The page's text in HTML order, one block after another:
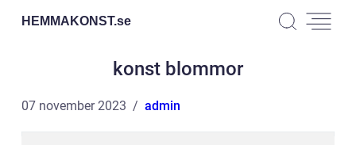
HEMMAKONST.se
konst blommor
07 november 2023 admin